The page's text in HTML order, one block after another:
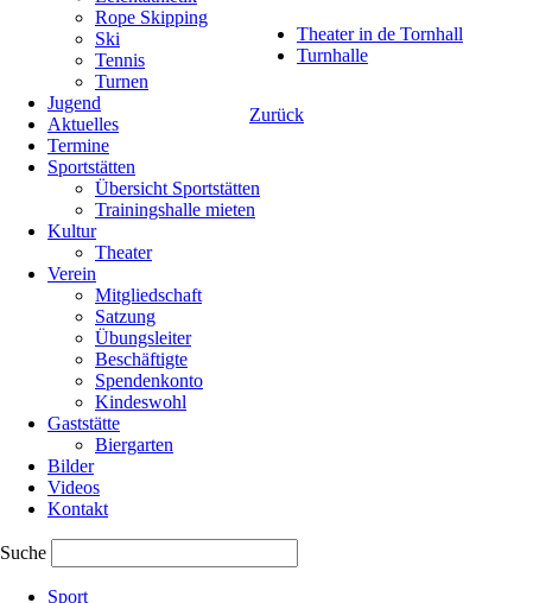
Rope Skipping
Ski
Tennis
Turnen
Jugend
Aktuelles
Termine
Sportstätten
Übersicht Sportstätten
Trainingshalle mieten
Kultur
Theater
Verein
Mitgliedschaft
Satzung
Übungsleiter
Beschäftigte
Spendenkonto
Kindeswohl
Gaststätte
Biergarten
Bilder
Videos
Kontakt
Suche
überspringen
Sport
Theater in de Tornhall
Turnhalle
Zurück